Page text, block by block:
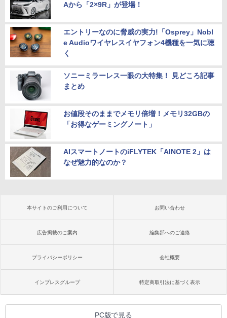
Aから「2×9R」が登場！
エントリーなのに脅威の実力!「Osprey」Nobl
e Audioワイヤレスイヤフォン4機種を一気に聴
く
ソニーミラーレス一眼の大特集！ 見どころ記事
まとめ
お値段そのままでメモリ倍増！メモリ32GBの
「お得なゲーミングノート」
AIスマートノートのiFLYTEK「AINOTE 2」は
なぜ魅力的なのか？
本サイトのご利用について お問い合わせ
広告掲載のご案内 編集部へのご連絡
プライバシーポリシー 会社概要
インプレスグループ 特定商取引法に基づく表示
PC版で見る